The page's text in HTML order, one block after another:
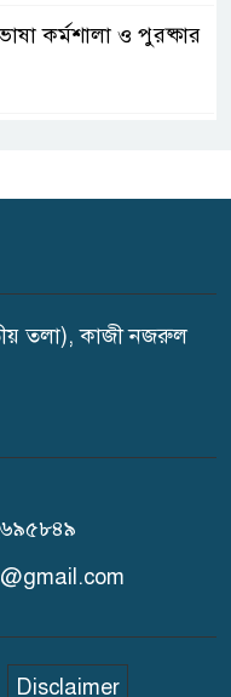
কর্মশালা ও পুরষ্কার
নতুন সেতু নির্মাণের
মাদক সেবনের দায়ে
দলের স্মারকলিপি
ফুটবল চ্যাম্পিয়ান
তলা), কাজী নজরুল
Disclaimer